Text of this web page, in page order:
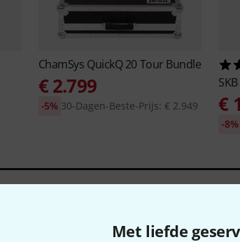
Met liefde
ChamSys QuickQ 20 Tour Bundle
€ 2.799
30-Dagen-Beste-Prijs: € 2.949
-5%
SKB
€
-8%